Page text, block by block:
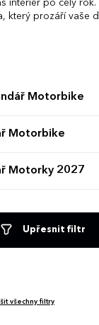
interiér po celý rok.
který prozáří vaše
Motorbike
Motorbike
Motorky 2027
Upřesnit filtr
všechny filtry